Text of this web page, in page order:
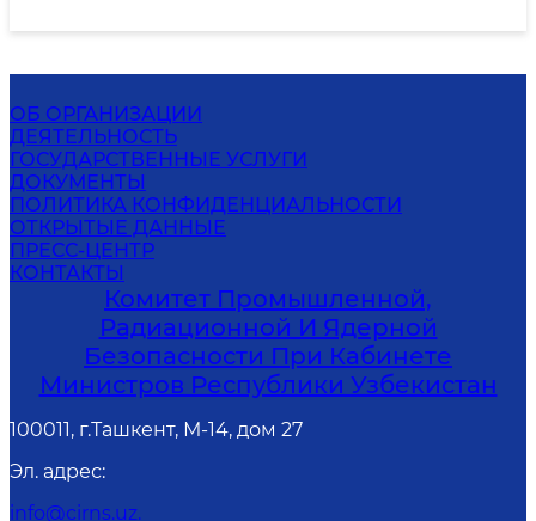
ОБ ОРГАНИЗАЦИИ
ДЕЯТЕЛЬНОСТЬ
ГОСУДАРСТВЕННЫЕ УСЛУГИ
ДОКУМЕНТЫ
ПОЛИТИКА КОНФИДЕНЦИАЛЬНОСТИ
ОТКРЫТЫЕ ДАННЫЕ
ПРЕСС-ЦЕНТР
КОНТАКТЫ
Комитет Промышленной,
Радиационной И Ядерной
Безопасности При Кабинете
Министров Республики Узбекистан
100011, г.Ташкент, М-14, дом 27
Эл. адрес:
info@cirns.uz.